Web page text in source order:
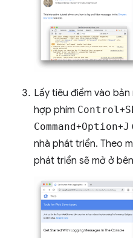
Lấy tiêu điểm vào
hợp phím Control+
Command+Option+J
nhà phát triển. Theo
phát triển sẽ mở ở